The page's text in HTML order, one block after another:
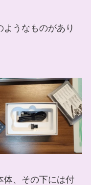
うなものがあり
体、その下には付